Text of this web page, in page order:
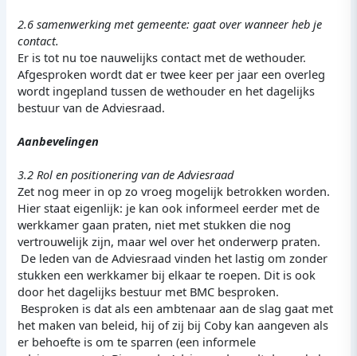
2.6 samenwerking met gemeente: gaat over wanneer heb je
contact.
Er is tot nu toe nauwelijks contact met de wethouder.
Afgesproken wordt dat er twee keer per jaar een overleg
wordt ingepland tussen de wethouder en het dagelijks
bestuur van de Adviesraad.
Aanbevelingen
3.2 Rol en positionering van de Adviesraad
Zet nog meer in op zo vroeg mogelijk betrokken worden.
Hier staat eigenlijk: je kan ook informeel eerder met de
werkkamer gaan praten, niet met stukken die nog
vertrouwelijk zijn, maar wel over het onderwerp praten.
De leden van de Adviesraad vinden het lastig om zonder
stukken een werkkamer bij elkaar te roepen. Dit is ook
door het dagelijks bestuur met BMC besproken.
Besproken is dat als een ambtenaar aan de slag gaat met
het maken van beleid, hij of zij bij Coby kan aangeven als
er behoefte is om te sparren (een informele